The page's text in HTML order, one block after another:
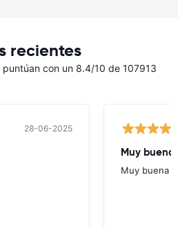
recientes
puntúan con un 8.4/10 de 107913
28-06-2025
Muy buena
Muy buena